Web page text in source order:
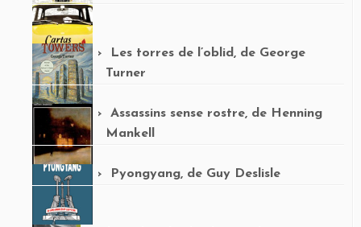
Les torres de l’oblid, de George
Turner
Assassins sense rostre, de Henning
Mankell
Pyongyang, de Guy Deslisle